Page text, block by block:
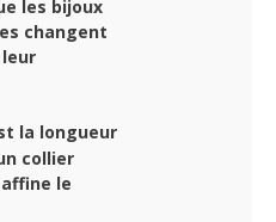
les bijoux
changent
la longueur
collier
le